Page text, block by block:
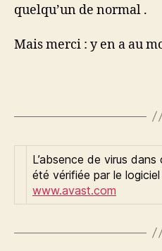
quelqu’un de normal .
Mais merci : y en a au
L’absence de virus
été vérifiée par le
www.avast.com